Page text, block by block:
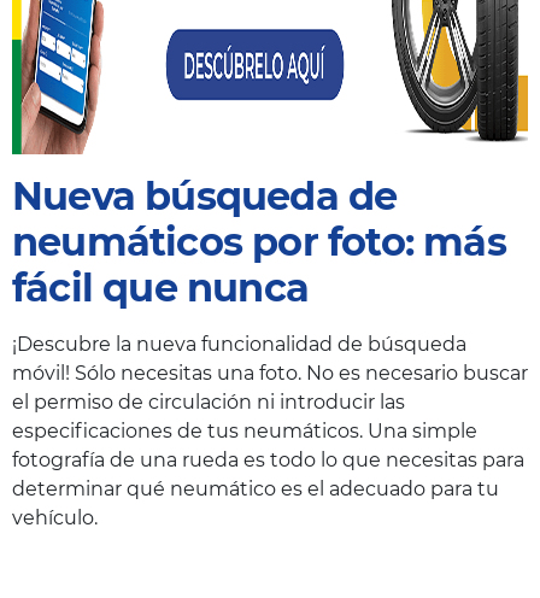
Nueva búsqueda de
neumáticos por foto: más
fácil que nunca
¡Descubre la nueva funcionalidad de búsqueda
móvil! Sólo necesitas una foto. No es necesario buscar
el permiso de circulación ni introducir las
especificaciones de tus neumáticos. Una simple
fotografía de una rueda es todo lo que necesitas para
determinar qué neumático es el adecuado para tu
vehículo.